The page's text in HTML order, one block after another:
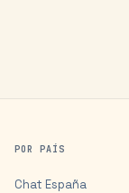
POR PAÍS
Chat España